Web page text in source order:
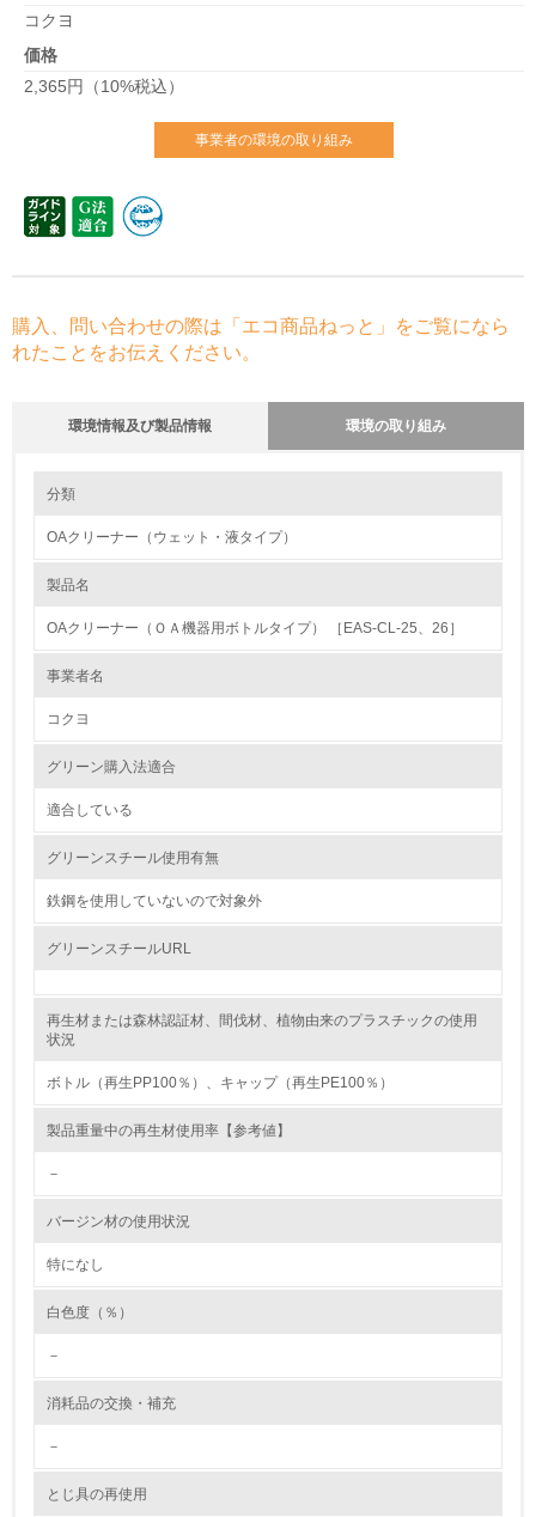
コクヨ
価格
2,365円（10%税込）
事業者の環境の取り組み
購入、問い合わせの際は「エコ商品ねっと」をご覧になら
れたことをお伝えください。
環境情報及び製品情報 環境の取り組み
1.環境取り組み体制
レベル2
5.
環境取り組み体制と成果を定期的に検証して次の活動に活
境対策を理解し、実践している
環境活動に関する規格やプログラムを導入している
分類
OAクリーナー（ウェット・液タイプ）
製品名
OAクリーナー（ＯＡ機器用ボトルタイプ） ［EAS-CL-25、26］
事業者名
コクヨ
グリーン購入法適合
適合している
グリーンスチール使用有無
鉄鋼を使用していないので対象外
グリーンスチールURL
再生材または森林認証材、間伐材、植物由来のプラスチックの使用
状況
ボトル（再生PP100％）、キャップ（再生PE100％）
製品重量中の再生材使用率【参考値】
－
バージン材の使用状況
特になし
白色度（％）
－
消耗品の交換・補充
－
とじ具の再使用